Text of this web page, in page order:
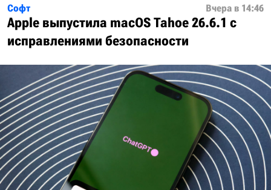
Софт Вчера в 14:46
Apple выпустила macOS Tahoe 26.6.1 с
исправлениями безопасности